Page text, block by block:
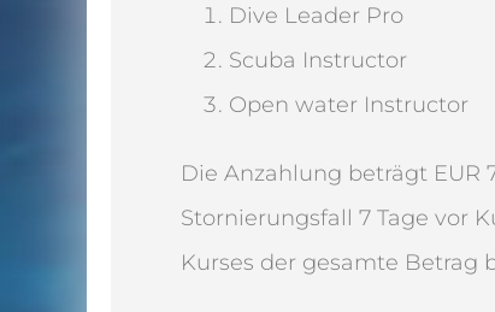
Dive Leader Pro
Scuba Instructor
Open water Instructor
Die Anzahlung beträgt EUR
Stornierungsfall 7 Tage vor
Kurses der gesamte Betrag